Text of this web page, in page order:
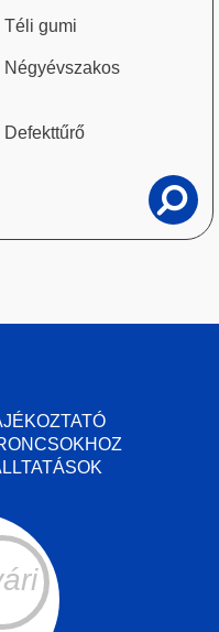
Téli gumi
Négyévszakos
Defekttűrő